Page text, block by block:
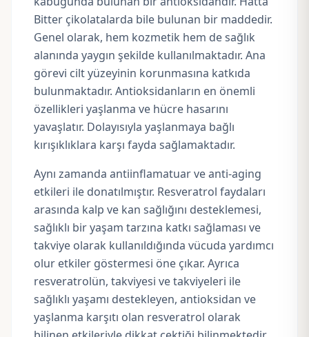
Bitter çikolatalarda bile bulunan bir maddedir.
Genel olarak, hem kozmetik hem de sağlık
alanında yaygın şekilde kullanılmaktadır. Ana
görevi cilt yüzeyinin korunmasına katkıda
bulunmaktadır. Antioksidanların en önemli
özellikleri yaşlanma ve hücre hasarını
yavaşlatır. Dolayısıyla yaşlanmaya bağlı
kırışıklıklara karşı fayda sağlamaktadır.
Aynı zamanda antiinflamatuar ve anti-aging
etkileri ile donatılmıştır. Resveratrol faydaları
arasında kalp ve kan sağlığını desteklemesi,
sağlıklı bir yaşam tarzına katkı sağlaması ve
takviye olarak kullanıldığında vücuda yardımcı
olur etkiler göstermesi öne çıkar. Ayrıca
resveratrolün, takviyesi ve takviyeleri ile
sağlıklı yaşamı destekleyen, antioksidan ve
yaşlanma karşıtı olan resveratrol olarak